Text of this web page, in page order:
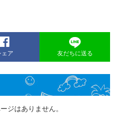
ェア 友だちに送る
ジはありません。